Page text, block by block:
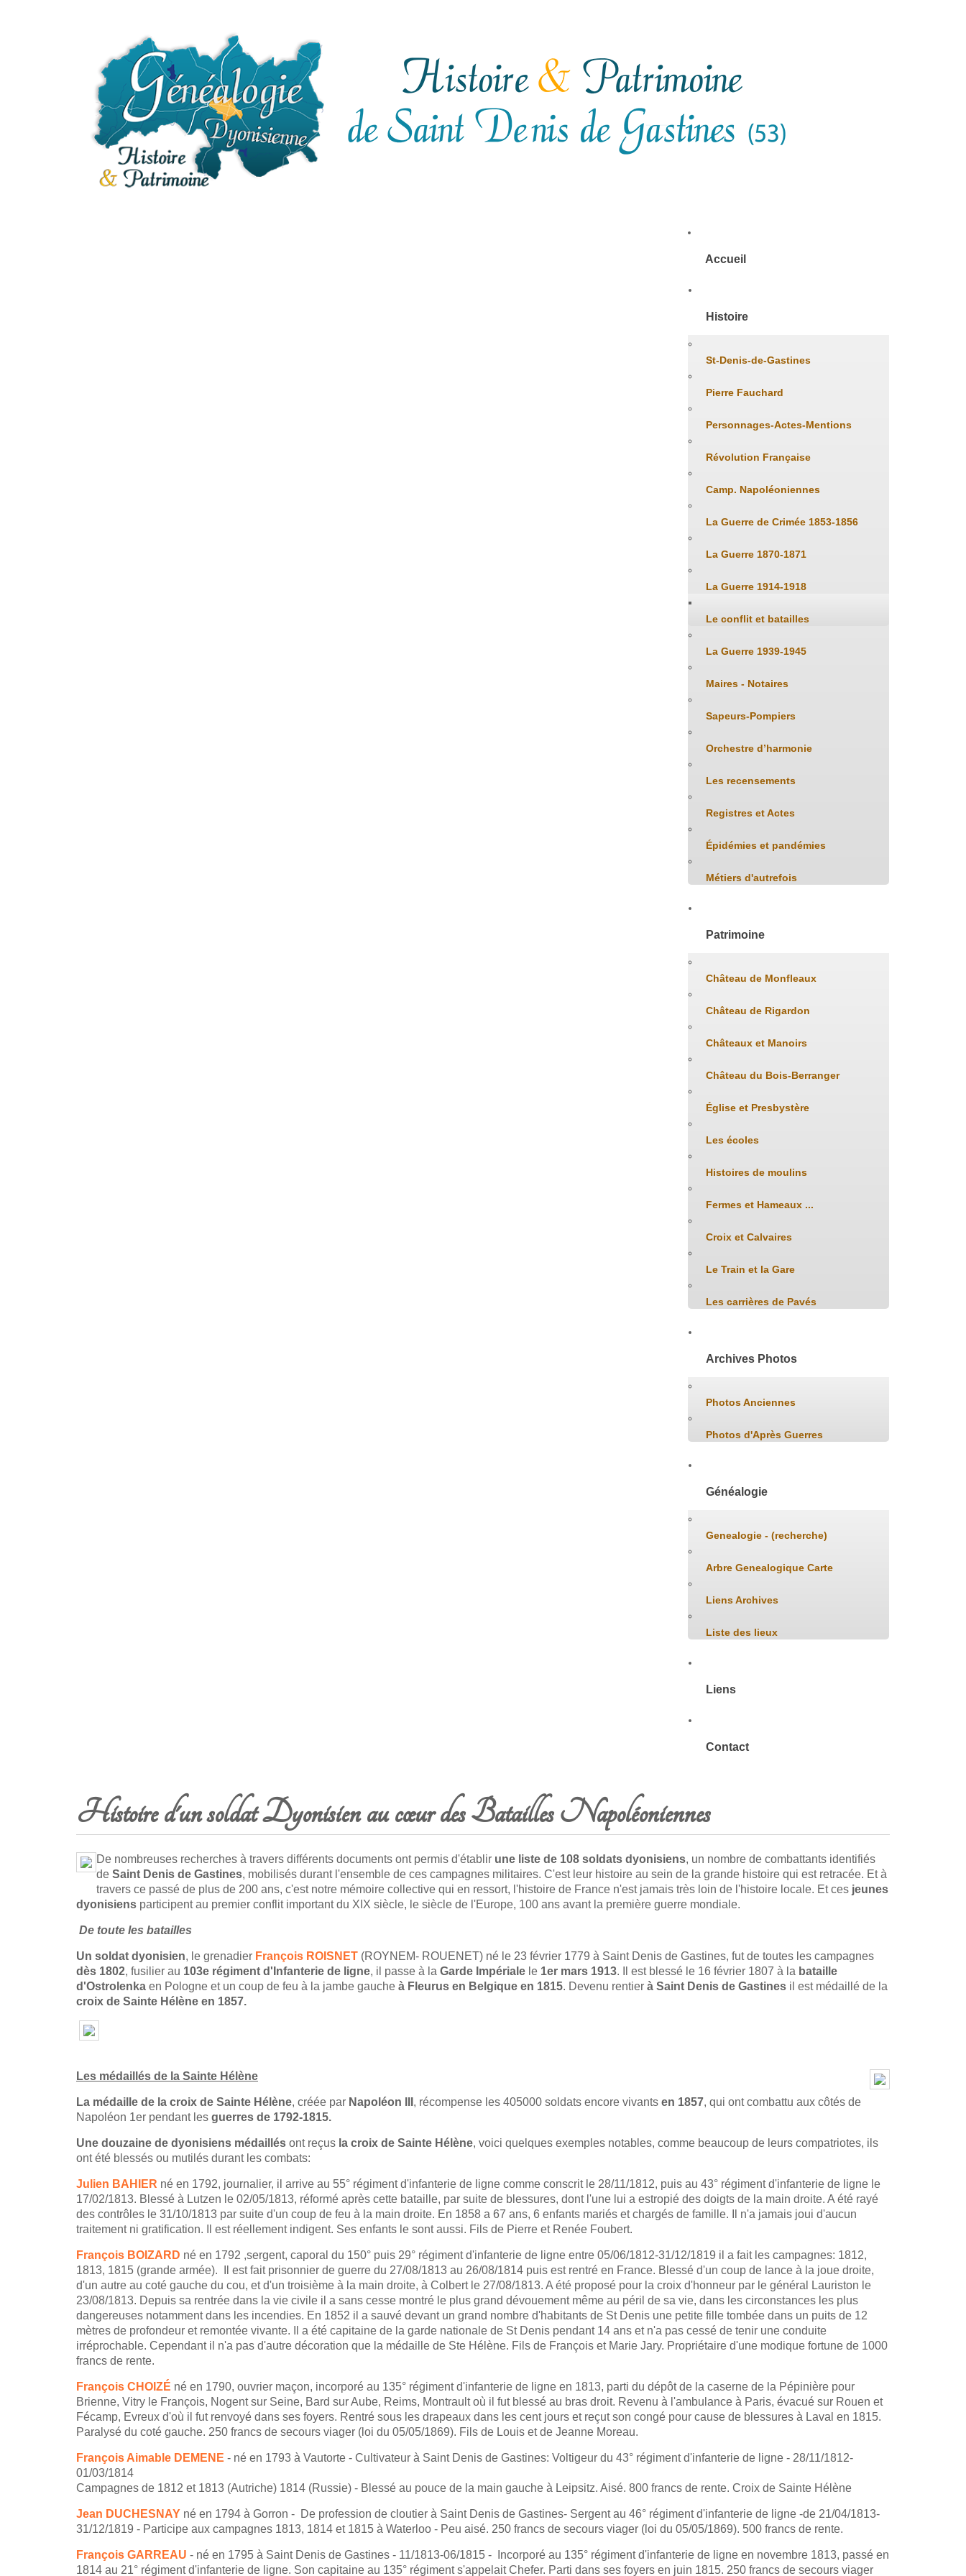
Accueil
Histoire
St-Denis-de-Gastines
Pierre Fauchard
Personnages-Actes-Mentions
Révolution Française
Camp. Napoléoniennes
La Guerre de Crimée 1853-1856
La Guerre 1870-1871
La Guerre 1914-1918
Le conflit et batailles
La Guerre 1939-1945
Maires - Notaires
Sapeurs-Pompiers
Orchestre d’harmonie
Les recensements
Registres et Actes
Épidémies et pandémies
Métiers d'autrefois
Patrimoine
Château de Monfleaux
Château de Rigardon
Châteaux et Manoirs
Château du Bois-Berranger
Église et Presbystère
Les écoles
Histoires de moulins
Fermes et Hameaux ...
Croix et Calvaires
Le Train et la Gare
Les carrières de Pavés
Archives Photos
Photos Anciennes
Photos d'Après Guerres
Généalogie
Genealogie - (recherche)
Arbre Genealogique Carte
Liens Archives
Liste des lieux
Liens
Contact
Histoire d'un soldat Dyonisien au cœur des Batailles Napoléoniennes
De nombreuses recherches à travers différents documents ont permis d'établir une liste de 108 soldats dyonisiens, un nombre de combattants identifiés
de Saint Denis de Gastines, mobilisés durant l'ensemble de ces campagnes militaires. C'est leur histoire au sein de la grande histoire qui est retracée. Et à
travers ce passé de plus de 200 ans, c'est notre mémoire collective qui en ressort, l'histoire de France n'est jamais très loin de l'histoire locale. Et ces jeunes
dyonisiens participent au premier conflit important du XIX siècle, le siècle de l'Europe, 100 ans avant la première guerre mondiale.
De toute les batailles
Un soldat dyonisien, le grenadier François ROISNET (ROYNEM- ROUENET) né le 23 février 1779 à Saint Denis de Gastines, fut de toutes les campagnes
dès 1802, fusilier au 103e régiment d'Infanterie de ligne, il passe à la Garde Impériale le 1er mars 1913. Il est blessé le 16 février 1807 à la bataille
d'Ostrolenka en Pologne et un coup de feu à la jambe gauche à Fleurus en Belgique en 1815. Devenu rentier à Saint Denis de Gastines il est médaillé de la
croix de Sainte Hélène en 1857.
Les médaillés de la Sainte Hélène
La médaille de la croix de Sainte Hélène, créée par Napoléon III , récompense les 405000 soldats encore vivants en 1857, qui ont combattu aux côtés de
Napoléon 1er pendant les guerres de 1792-1815.
Une douzaine de dyonisiens médaillés ont reçus la croix de Sainte Hélène, voici quelques exemples notables, comme beaucoup de leurs compatriotes, ils
ont été blessés ou mutilés durant les combats:
Julien BAHIER né en 1792, journalier, il arrive au 55° régiment d'infanterie de ligne comme conscrit le 28/11/1812, puis au 43° régiment d'infanterie de ligne le
17/02/1813. Blessé à Lutzen le 02/05/1813, réformé après cette bataille, par suite de blessures, dont l'une lui a estropié des doigts de la main droite. A été rayé
des contrôles le 31/10/1813 par suite d'un coup de feu à la main droite. En 1858 a 67 ans, 6 enfants mariés et chargés de famille. Il n'a jamais joui d'aucun
traitement ni gratification. Il est réellement indigent. Ses enfants le sont aussi. Fils de Pierre et Renée Foubert.
François BOIZARD né en 1792 ,sergent, caporal du 150° puis 29° régiment d'infanterie de ligne entre 05/06/1812-31/12/1819 il a fait les campagnes: 1812,
1813, 1815 (grande armée). Il est fait prisonnier de guerre du 27/08/1813 au 26/08/1814 puis est rentré en France. Blessé d'un coup de lance à la joue droite,
d'un autre au coté gauche du cou, et d'un troisième à la main droite, à Colbert le 27/08/1813. A été proposé pour la croix d'honneur par le général Lauriston le
23/08/1813. Depuis sa rentrée dans la vie civile il a sans cesse montré le plus grand dévouement même au péril de sa vie, dans les circonstances les plus
dangereuses notamment dans les incendies. En 1852 il a sauvé devant un grand nombre d'habitants de St Denis une petite fille tombée dans un puits de 12
mètres de profondeur et remontée vivante. Il a été capitaine de la garde nationale de St Denis pendant 14 ans et n'a pas cessé de tenir une conduite
irréprochable. Cependant il n'a pas d'autre décoration que la médaille de Ste Hélène. Fils de François et Marie Jary. Propriétaire d'une modique fortune de 1000
francs de rente.
François CHOIZÉ né en 1790, ouvrier maçon, incorporé au 135° régiment d'infanterie de ligne en 1813, parti du dépôt de la caserne de la Pépinière pour
Brienne, Vitry le François, Nogent sur Seine, Bard sur Aube, Reims, Montrault où il fut blessé au bras droit. Revenu à l'ambulance à Paris, évacué sur Rouen et
Fécamp, Evreux d'où il fut renvoyé dans ses foyers. Rentré sous les drapeaux dans les cent jours et reçut son congé pour cause de blessures à Laval en 1815.
Paralysé du coté gauche. 250 francs de secours viager (loi du 05/05/1869). Fils de Louis et de Jeanne Moreau.
François Aimable DEMENE - né en 1793 à Vautorte - Cultivateur à Saint Denis de Gastines: Voltigeur du 43° régiment d'infanterie de ligne - 28/11/1812-
01/03/1814
Campagnes de 1812 et 1813 (Autriche) 1814 (Russie) - Blessé au pouce de la main gauche à Leipsitz. Aisé. 800 francs de rente. Croix de Sainte Hélène
Jean DUCHESNAY né en 1794 à Gorron - De profession de cloutier à Saint Denis de Gastines- Sergent au 46° régiment d'infanterie de ligne -de 21/04/1813-
31/12/1819 - Participe aux campagnes 1813, 1814 et 1815 à Waterloo - Peu aisé. 250 francs de secours viager (loi du 05/05/1869). 500 francs de rente.
François GARREAU - né en 1795 à Saint Denis de Gastines - 11/1813-06/1815 - Incorporé au 135° régiment d'infanterie de ligne en novembre 1813, passé en
1814 au 21° régiment d'infanterie de ligne. Son capitaine au 135° régiment s'appelait Chefer. Parti dans ses foyers en juin 1815. 250 francs de secours viager